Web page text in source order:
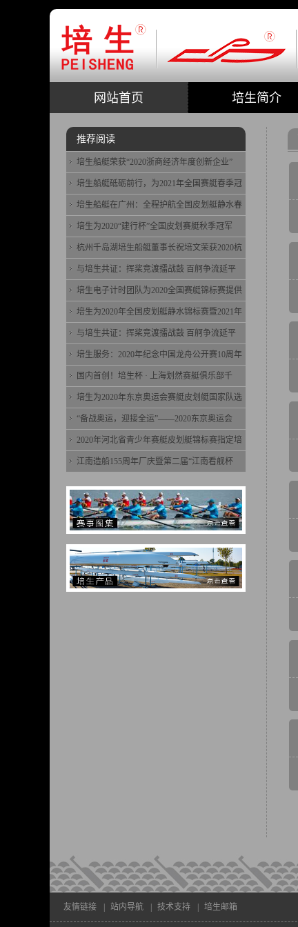
网站首页 培生简介
推荐阅读
培生船艇荣获“2020浙商经济年度创新企业”
培生船艇砥砺前行，为2021年全国赛艇春季冠
培生船艇在广州：全程护航全国皮划艇静水春
培生为2020“建行杯”全国皮划赛艇秋季冠军
杭州千岛湖培生船艇董事长祝培文荣获2020杭
与培生共证：挥桨竞渡擂战鼓 百舸争流延平
培生电子计时团队为2020全国赛艇锦标赛提供
培生为2020年全国皮划艇静水锦标赛暨2021年
与培生共证：挥桨竞渡擂战鼓 百舸争流延平
培生服务：2020年纪念中国龙舟公开赛10周年
国内首创！培生杯 · 上海划然赛艇俱乐部千
培生为2020年东京奥运会赛艇皮划艇国家队选
“备战奥运，迎接全运”——2020东京奥运会
2020年河北省青少年赛艇皮划艇锦标赛指定培
江南造船155周年厂庆暨第二届“江南看舰杯
友情链接 | 站内导航 | 技术支持 | 培生邮箱